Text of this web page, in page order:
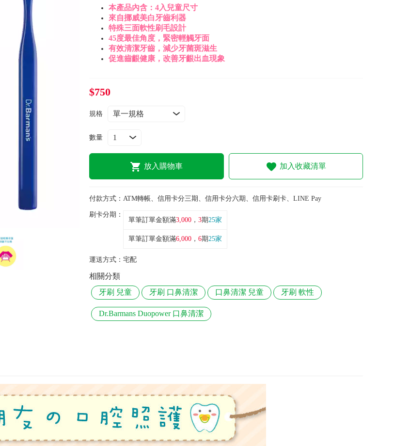
本產品內含：4入兒童尺寸
來自挪威美白牙齒利器
特殊三面軟性刷毛設計
45度最佳角度，緊密輕觸牙面
有效清潔牙齒，減少牙菌斑滋生
促進齒齦健康，改善牙齦出血現象
$750
規格
數量
放入購物車 加入收藏清單
付款方式： ATM轉帳、信用卡分三期、信用卡分六期、信用卡刷卡、LINE Pay
刷卡分期：
單筆訂單金額滿3,000 ， 3期25家
單筆訂單金額滿6,000 ， 6期25家
運送方式： 宅配
相關分類
牙刷 兒童
牙刷 口鼻清潔 口鼻清潔 兒童 牙刷 軟性
Dr.Barmans Duopower 口鼻清潔